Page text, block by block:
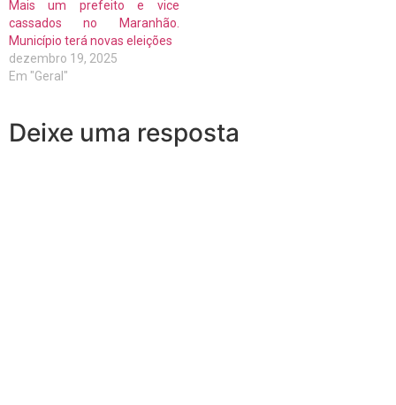
Mais um prefeito e vice
cassados no Maranhão.
Município terá novas eleições
dezembro 19, 2025
Em "Geral"
Deixe uma resposta